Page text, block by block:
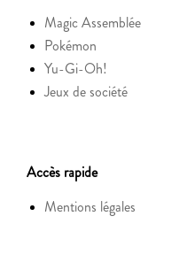
Magic Assemblée
Pokémon
Yu-Gi-Oh!
Jeux de société
Accès rapide
Mentions légales